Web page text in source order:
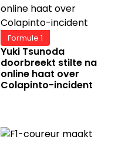
Formule 1
Yuki Tsunoda
doorbreekt stilte na
online haat over
Colapinto-incident